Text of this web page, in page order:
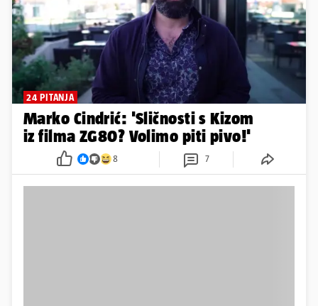
24 PITANJA
Marko Cindrić: 'Sličnosti s Kizom
iz filma ZG80? Volimo piti pivo!'
8 7